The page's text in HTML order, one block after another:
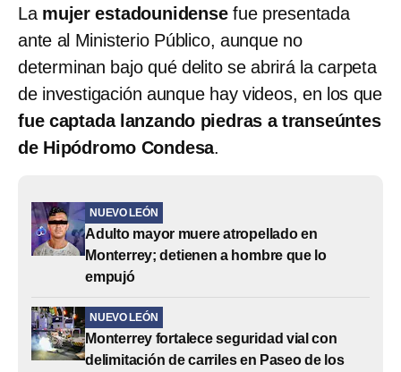
La mujer estadounidense fue presentada
ante al Ministerio Público, aunque no
determinan bajo qué delito se abrirá la carpeta
de investigación aunque hay videos, en los que
fue captada lanzando piedras a transeúntes
de Hipódromo Condesa.
NUEVO LEÓN
Adulto mayor muere atropellado en
Monterrey; detienen a hombre que lo
empujó
NUEVO LEÓN
Monterrey fortalece seguridad vial con
delimitación de carriles en Paseo de los